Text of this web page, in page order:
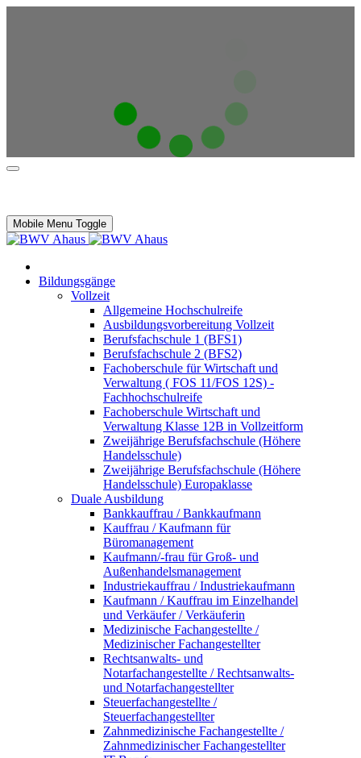
Mobile Menu Toggle
Bildungsgänge
Vollzeit
Allgemeine Hochschulreife
Ausbildungsvorbereitung Vollzeit
Berufsfachschule 1 (BFS1)
Berufsfachschule 2 (BFS2)
Fachoberschule für Wirtschaft und
Verwaltung ( FOS 11/FOS 12S) -
Fachhochschulreife
Fachoberschule Wirtschaft und
Verwaltung Klasse 12B in Vollzeitform
Zweijährige Berufsfachschule (Höhere
Handelsschule)
Zweijährige Berufsfachschule (Höhere
Handelsschule) Europaklasse
Duale Ausbildung
Bankkauffrau / Bankkaufmann
Kauffrau / Kaufmann für
Büromanagement
Kaufmann/-frau für Groß- und
Außenhandelsmanagement
Industriekauffrau / Industriekaufmann
Kaufmann / Kauffrau im Einzelhandel
und Verkäufer / Verkäuferin
Medizinische Fachangestellte /
Medizinischer Fachangestellter
Rechtsanwalts- und
Notarfachangestellte / Rechtsanwalts-
und Notarfachangestellter
Steuerfachangestellte /
Steuerfachangestellter
Zahnmedizinische Fachangestellte /
Zahnmedizinischer Fachangestellter